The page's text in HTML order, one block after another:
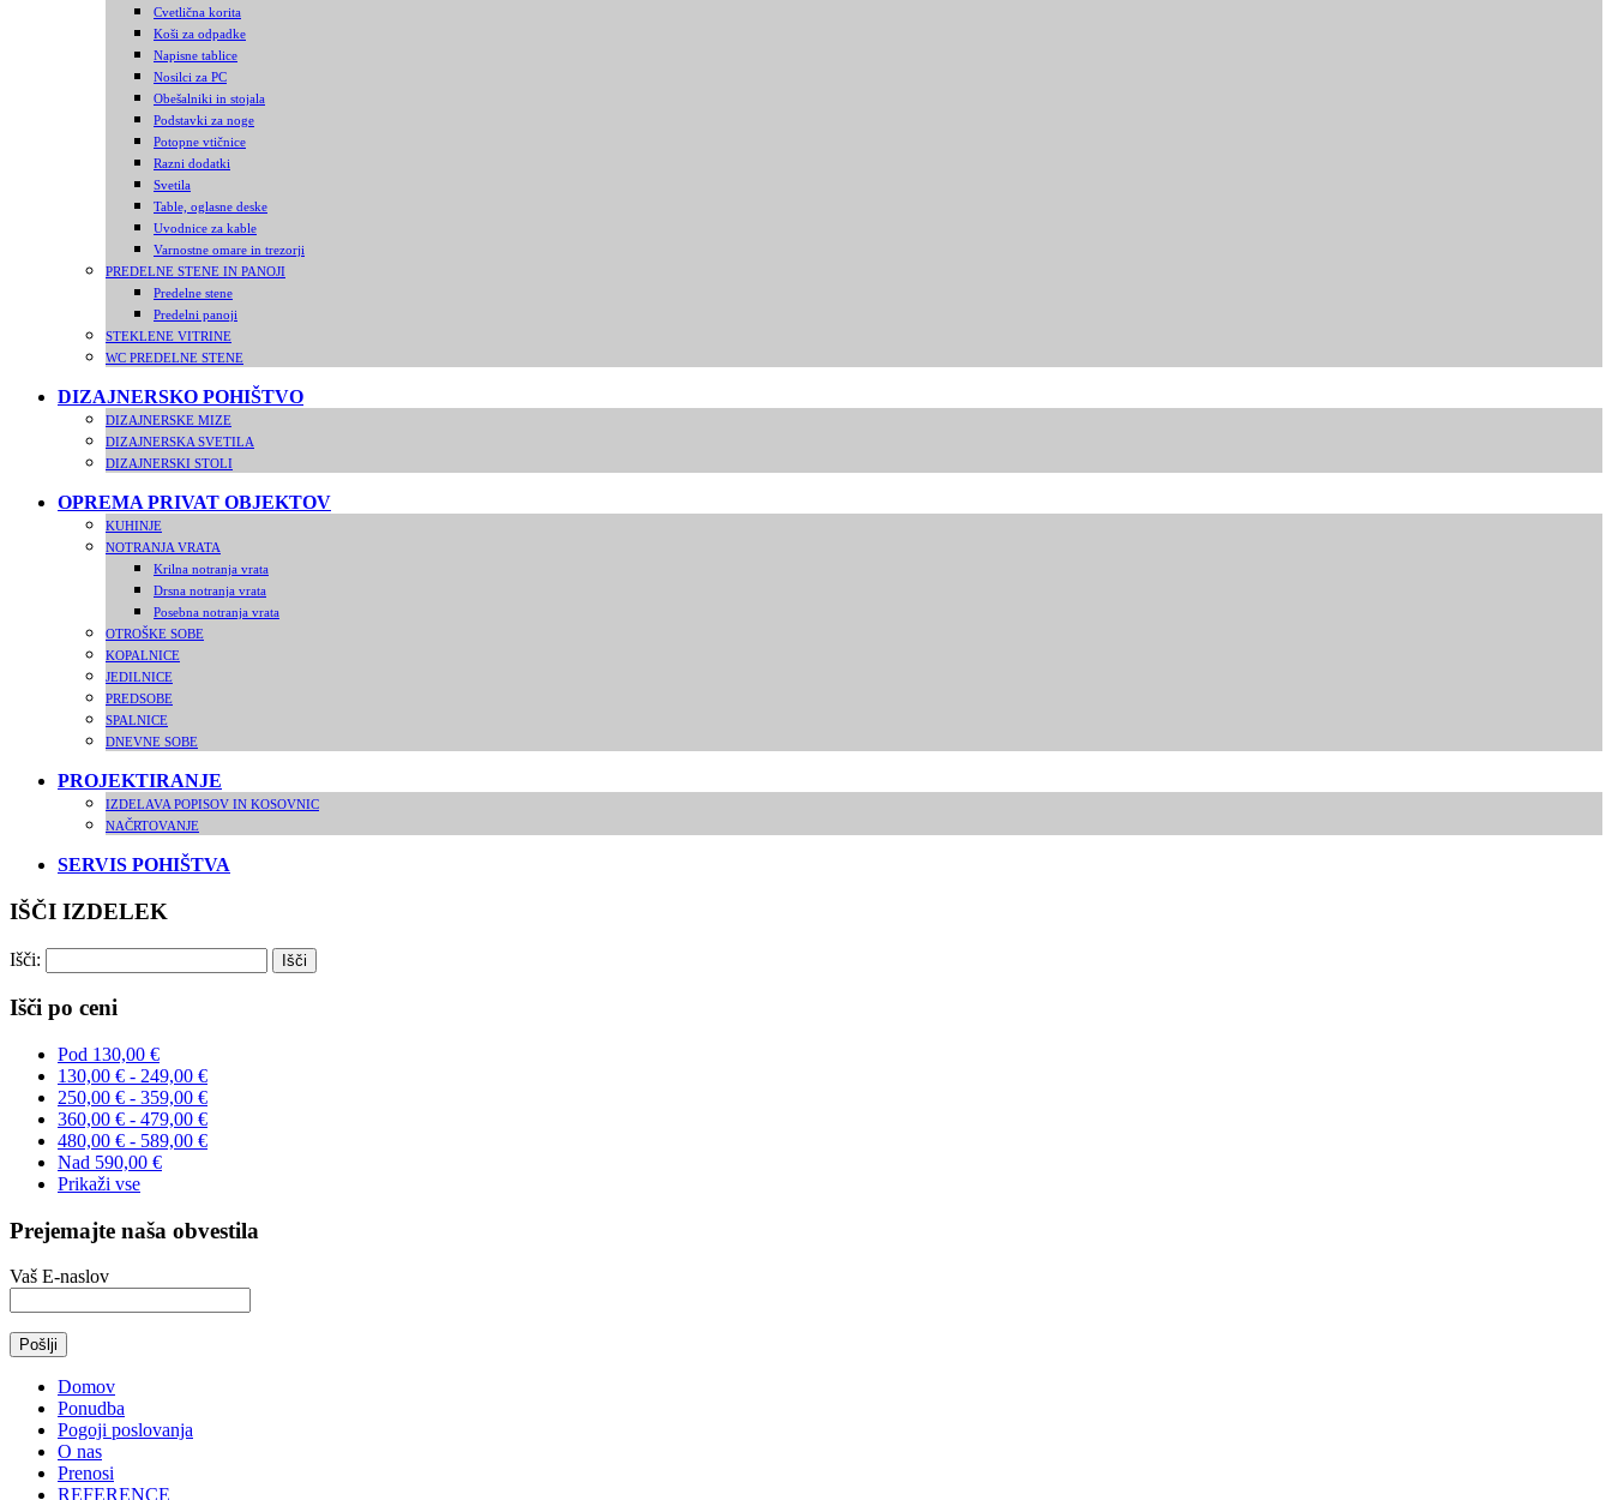
Cvetlična korita
Koši za odpadke
Napisne tablice
Nosilci za PC
Obešalniki in stojala
Podstavki za noge
Potopne vtičnice
Razni dodatki
Svetila
Table, oglasne deske
Uvodnice za kable
Varnostne omare in trezorji
PREDELNE STENE IN PANOJI
Predelne stene
Predelni panoji
STEKLENE VITRINE
WC PREDELNE STENE
DIZAJNERSKO POHIŠTVO
DIZAJNERSKE MIZE
DIZAJNERSKA SVETILA
DIZAJNERSKI STOLI
OPREMA PRIVAT OBJEKTOV
KUHINJE
NOTRANJA VRATA
Krilna notranja vrata
Drsna notranja vrata
Posebna notranja vrata
OTROŠKE SOBE
KOPALNICE
JEDILNICE
PREDSOBE
SPALNICE
DNEVNE SOBE
PROJEKTIRANJE
IZDELAVA POPISOV IN KOSOVNIC
NAČRTOVANJE
SERVIS POHIŠTVA
IŠČI IZDELEK
Išči:
Išči po ceni
Pod 130,00 €
130,00 € - 249,00 €
250,00 € - 359,00 €
360,00 € - 479,00 €
480,00 € - 589,00 €
Nad 590,00 €
Prikaži vse
Prejemajte naša obvestila
Vaš E-naslov
Domov
Ponudba
Pogoji poslovanja
O nas
Prenosi
REFERENCE